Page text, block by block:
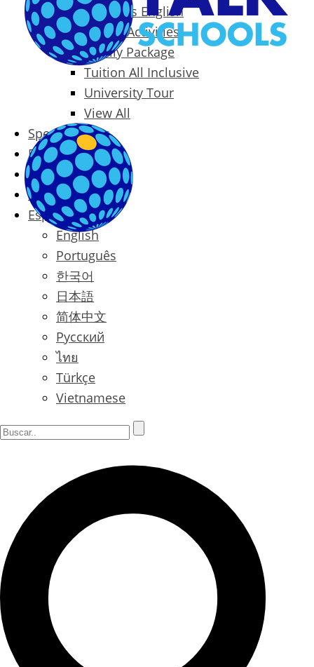
Business English
Packages & Activities
Family Package
Tuition All Inclusive
University Tour
View All
Special Offers
Prices
Blog
Contact
Español
English
Português
한국어
日本語
简体中文
Русский
ไทย
Türkçe
Vietnamese